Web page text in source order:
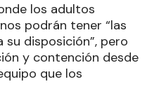
los adultos
podrán tener “las
disposición”, pero
y contención desde
que los